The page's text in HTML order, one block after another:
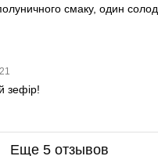
смаку, один солод.
зефір!
Еще 5 отзывов